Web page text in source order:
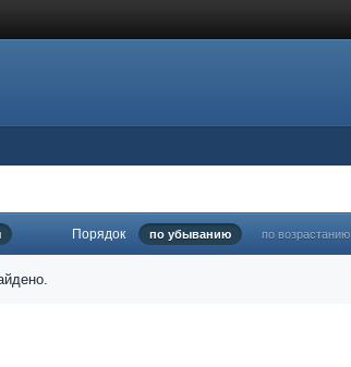
Порядок по убыванию по возрастанию